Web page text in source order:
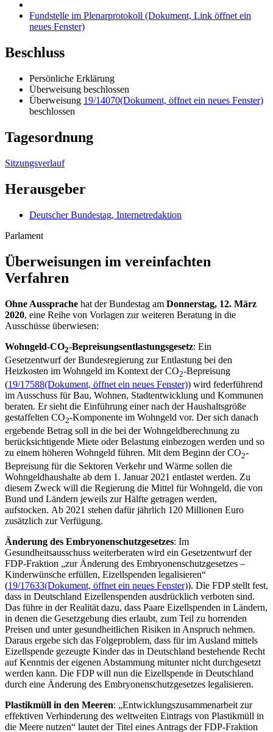
Fundstelle im Plenarprotokoll (Dokument, Link öffnet ein
neues Fenster)
Beschluss
Persönliche Erklärung
Überweisung beschlossen
Überweisung 19/14070(Dokument, öffnet ein neues Fenster)
beschlossen
Tagesordnung
Sitzungsverlauf
Herausgeber
Deutscher Bundestag, Internetredaktion
Parlament
Überweisungen im vereinfachten
Verfahren
Ohne Aussprache hat der Bundestag am Donnerstag, 12. März
2020, eine Reihe von Vorlagen zur weiteren Beratung in die
Ausschüsse überwiesen:
Wohngeld-CO2-Bepreisungsentlastungsgesetz: Ein
Gesetzentwurf der Bundesregierung zur Entlastung bei den
Heizkosten im Wohngeld im Kontext der CO2-Bepreisung
(19/17588(Dokument, öffnet ein neues Fenster)) wird federführend
im Ausschuss für Bau, Wohnen, Stadtentwicklung und Kommunen
beraten. Er sieht die Einführung einer nach der Haushaltsgröße
gestaffelten CO2-Komponente im Wohngeld vor. Der sich danach
ergebende Betrag soll in die bei der Wohngeldberechnung zu
berücksichtigende Miete oder Belastung einbezogen werden und so
zu einem höheren Wohngeld führen. Mit dem Beginn der CO2-
Bepreisung für die Sektoren Verkehr und Wärme sollen die
Wohngeldhaushalte ab dem 1. Januar 2021 entlastet werden. Zu
diesem Zweck will die Regierung die Mittel für Wohngeld, die von
Bund und Ländern jeweils zur Hälfte getragen werden,
aufstocken. Ab 2021 stehen dafür jährlich 120 Millionen Euro
zusätzlich zur Verfügung.
Änderung des Embryonenschutzgesetzes: Im
Gesundheitsausschuss weiterberaten wird ein Gesetzentwurf der
FDP-Fraktion „zur Änderung des Embryonenschutzgesetzes –
Kinderwünsche erfüllen, Eizellspenden legalisieren“
(19/17633(Dokument, öffnet ein neues Fenster)). Die FDP stellt fest,
dass in Deutschland Eizellenspenden ausdrücklich verboten sind.
Das führe in der Realität dazu, dass Paare Eizellspenden in Ländern,
in denen die Gesetzgebung dies erlaubt, zum Teil zu horrenden
Preisen und unter gesundheitlichen Risiken in Anspruch nehmen.
Daraus ergebe sich das Folgeproblem, dass für im Ausland mittels
Eizellspende gezeugte Kinder das in Deutschland bestehende Recht
auf Kenntnis der eigenen Abstammung mitunter nicht durchgesetzt
werden kann. Die FDP will nun die Eizellspende in Deutschland
durch eine Änderung des Embryonenschutzgesetzes legalisieren.
Plastikmüll in den Meeren: „Entwicklungszusammenarbeit zur
effektiven Verhinderung des weltweiten Eintrags von Plastikmüll in
die Meere nutzen“ lautet der Titel eines Antrags der FDP-Fraktion